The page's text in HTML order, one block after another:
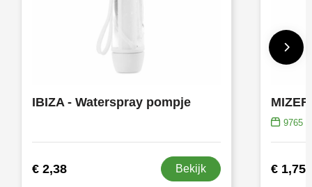
IBIZA - Waterspray pompje
€ 2,38 Bekijk
9765
€ 1,75